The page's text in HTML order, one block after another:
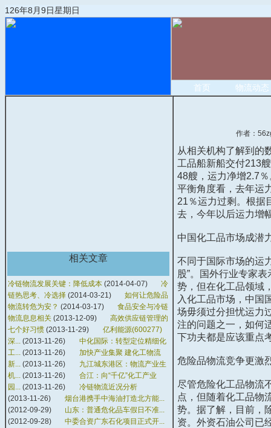
126年8月9日星期日
首页 物流动态
相关文章
冷链物流发展关键：降低成本 (2014-04-07)
冷
链热思考、冷选择 (2014-03-21)
如何让危险品
物流转危为安？ (2014-03-17)
食品安全与冷链
物流息息相关 (2013-12-09)
高效供应链管理的
七个好习惯 (2013-11-29)
亿利能源(600277)
深... (2013-11-26)
中化国际：转型定位精细化
工... (2013-11-26)
加快产业集聚 建化工物流
新... (2013-11-26)
九江城东港区：物流产业生
机... (2013-11-26)
合江：向“千亿”化工产业
园... (2013-11-26)
冷链物流近况分析
(2013-11-26)
烟台港携手中海油打造北方能...
(2012-09-29)
山东：普通危化品车假日不准...
(2012-09-28)
中委合资广东石化项目正式开...
作者：
从相关机构了解到的
工品船新船交付213
48艘，运力净增2.7
平衡角度看，去年运
21 ％运力过剩。根据
去，今年以后运力增
中国化工品市场成潜
不同于国际市场的运
股”。国外行业专家
势，但在化工品领域
入化工品市场，中国
场毋须过分担忧运力
注的问题之一，如何
下功夫都是应该重点
危险品物流竞争更激
尽管危险化工品物流
点，但随着化工品物
势。据了解，目前，
资。外资石油公司已